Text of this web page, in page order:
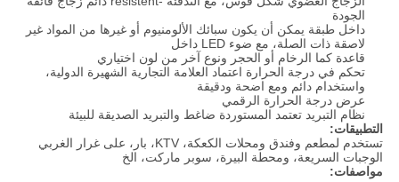
الجودة
داخل طبقة يمكن أن يكون سبائك الألومنيوم أو غيرها من المواد غير
لاصقة ذات الصلة، مع ضوء LED داخل
قاعدة كما الرخام أو الحجر ونوع آخر من لون اختياري
تحكم في درجة الحرارة اعتماد العلامة التجارية الشهيرة الدولية،
واستخدام دائم ومع اضحة ودقيقة
عرض درجة الحرارة الرقمي
نظام التبريد تعتمد المستوردة ضاغط والتبريد الصديقة للبيئة
التطبيقات:
تستخدم لمطعم وفندق ومحلات الكعكة، KTV، بار، على غرار الغربي
الوجبات السريعة، ومحطة البيرة، سوبر ماركت، الخ
مواصفات: